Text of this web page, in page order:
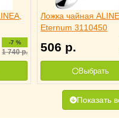
-7 %
1 740р.
Ложка чайная
Eternum 3110450
506 р.
Выбрать
Показать